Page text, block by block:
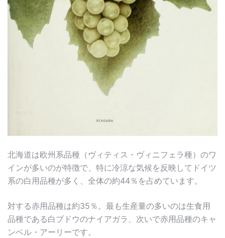
北海道は欧州系品種（ヴィティス・ヴィニフェラ種）のワ
インが多いのが特徴で、特に冷涼な気候を反映してドイツ
系の白用品種が多く、全体の約44％を占めています。
対する赤用品種は約35％。最も生産量の多いのは生食用
品種である白ブドウのナイアガラ、次いで赤用品種のキャ
ンベル・アーリーです。